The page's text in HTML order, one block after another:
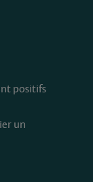
positifs
un